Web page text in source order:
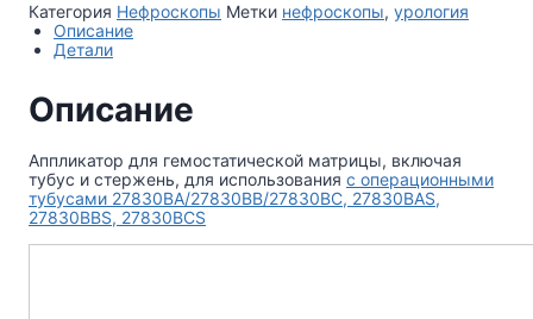
Категория Нефроскопы Метки нефроскопы, урология
Описание
Детали
Описание
Аппликатор для гемостатической матрицы, включая
тубус и стержень, для использования с операционными
тубусами 27830BA/27830BB/27830BC, 27830BAS,
27830BBS, 27830BCS